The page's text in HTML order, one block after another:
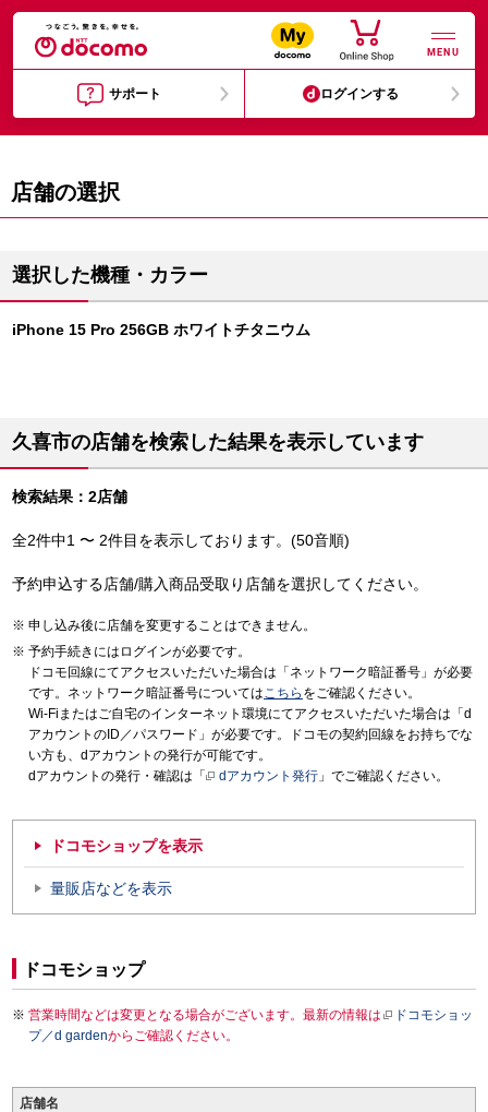
MENU
サポート ログインする
店舗の選択
選択した機種・カラー
iPhone 15 Pro 256GB ホワイトチタニウム
久喜市の店舗を検索した結果を表示しています
検索結果：2店舗
全2件中1 〜 2件目を表示しております。(50音順)
予約申込する店舗/購入商品受取り店舗を選択してください。
申し込み後に店舗を変更することはできません。
予約手続きにはログインが必要です。
ドコモ回線にてアクセスいただいた場合は「ネットワーク暗証番号」が必要
です。ネットワーク暗証番号についてはこちら をご確認ください。
Wi-Fiまたはご自宅のインターネット環境にてアクセスいただいた場合は「d
アカウントのID／パスワード」が必要です。ドコモの契約回線をお持ちでな
い方も、dアカウントの発行が可能です。
dアカウントの発行・確認は「
dアカウント発行 」でご確認ください。
ドコモショップを表示
量販店などを表示
ドコモショップ
営業時間などは変更となる場合がございます。最新の情報は
ドコモショッ
プ／d gardenからご確認ください。
店舗名